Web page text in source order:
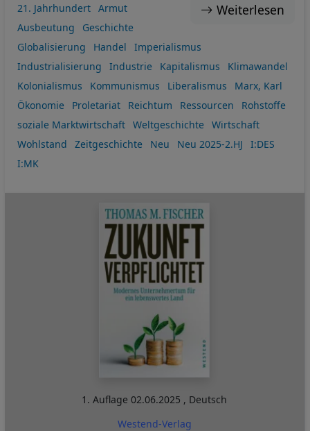
Weiterlesen
21. Jahrhundert
Armut
Ausbeutung
Geschichte
Globalisierung
Handel
Imperialismus
Industrialisierung
Industrie Kapitalismus
Klimawandel
Kolonialismus
Kommunismus Liberalismus
Marx, Karl
Ökonomie
Proletariat Reichtum Ressourcen
Rohstoffe
soziale Marktwirtschaft
Weltgeschichte
Wirtschaft
Wohlstand
Zeitgeschichte Neu Neu 2025-2.HJ
I:DES
I:MK
1. Auflage02.06.2025 , Deutsch
Westend-Verlag